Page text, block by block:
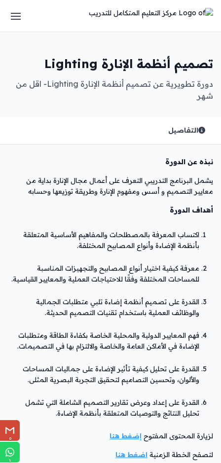
تصميم أنظمة الإنارة Lighting
دورة تطويرية عن تصميم أنظمة الإنارة Lighting- اقل من
شهر
التفاصيل
نبذه عن الدورة
يشمل البرنامج التدريبي التعرف على أعمال مجال الإنارة بداية من
معايير التصميم و أسس ومفهوم الإنارة وطريقة توزيعها وحسابه
أهداف الدورة
اكتساب المعرفة بالمصطلحات والمفاهيم الأساسية المتعلقة
بأنظمة الإضاءة وأنواع المصابيح المختلفة.
معرفة كيفية اختيار أنواع المصابيح والتجهيزات المناسبة
للمساحات المختلفة وفقًا للاحتياجات العملية والمعايير القياسية.
القدرة على تصميم أنظمة إضاءة تلبي متطلبات الجمالية
والوظائف العملية باستخدام تقنيات التصميم الحديثة.
فهم المعايير الدولية والمحلية الخاصة بكفاءة الطاقة ومتطلبات
الإضاءة في الأماكن العامة والخاصة والالتزام بها في التصميمات.
القدرة على تحليل كيفية تأثير الإضاءة على جماليات المساحات
والألوان، وتحسين التصاميم لتحقيق التجربة البصرية المثلى.
القدرة على إعداد وعرض تقارير التصميم الشاملة التي تشمل
تحليل النتائج والتوصيات المتعلقة بأنظمة الإضاءة.
لزيارة المحتوى المفتوح إضغط هنا
لتصفح الخطة الزمنية اضغط هنا
0
1